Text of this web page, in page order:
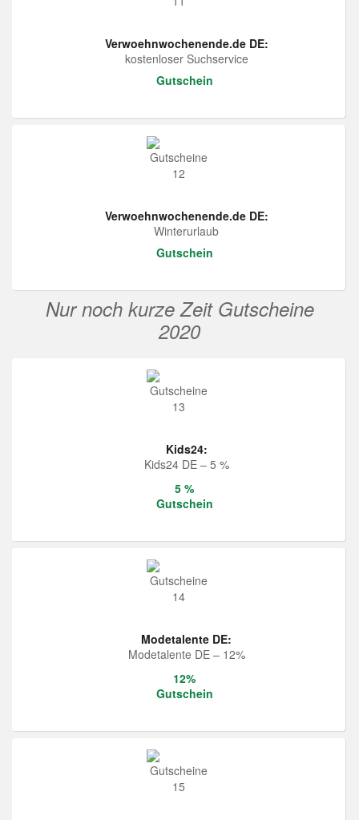
Verwoehnwochenende.de DE:
kostenloser Suchservice
Gutschein
Verwoehnwochenende.de DE:
Winterurlaub
Gutschein
Nur noch kurze Zeit Gutscheine
2020
Kids24:
Kids24 DE – 5 %
5 %
Gutschein
Modetalente DE:
Modetalente DE – 12%
12%
Gutschein